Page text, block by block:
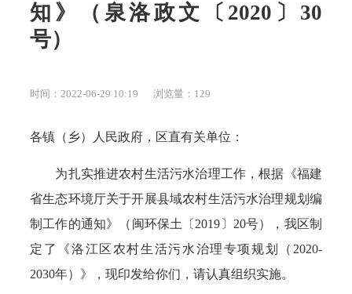
知》（泉洛政文〔2020〕30
号）
时间：2022-06-29 10:19 浏览量： 129
各镇（乡）人民政府，区直有关单位：
为扎实推进农村生活污水治理工作，根据《福建
省生态环境厅关于开展县域农村生活污水治理规划编
制工作的通知》（闽环保土〔2019〕20号），我区制
定了《洛江区农村生活污水治理专项规划（2020-
2030年）》，现印发给你们，请认真组织实施。